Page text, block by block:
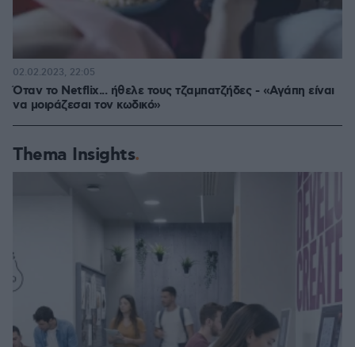
Όταν το Netflix... ήθελε τους τζαμπατζήδες - «Αγάπη είναι
να μοιράζεσαι τον κωδικό»
02.02.2023, 22:05
Thema Insights